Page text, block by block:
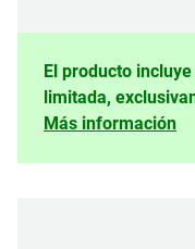
El producto
limitada,
Más información